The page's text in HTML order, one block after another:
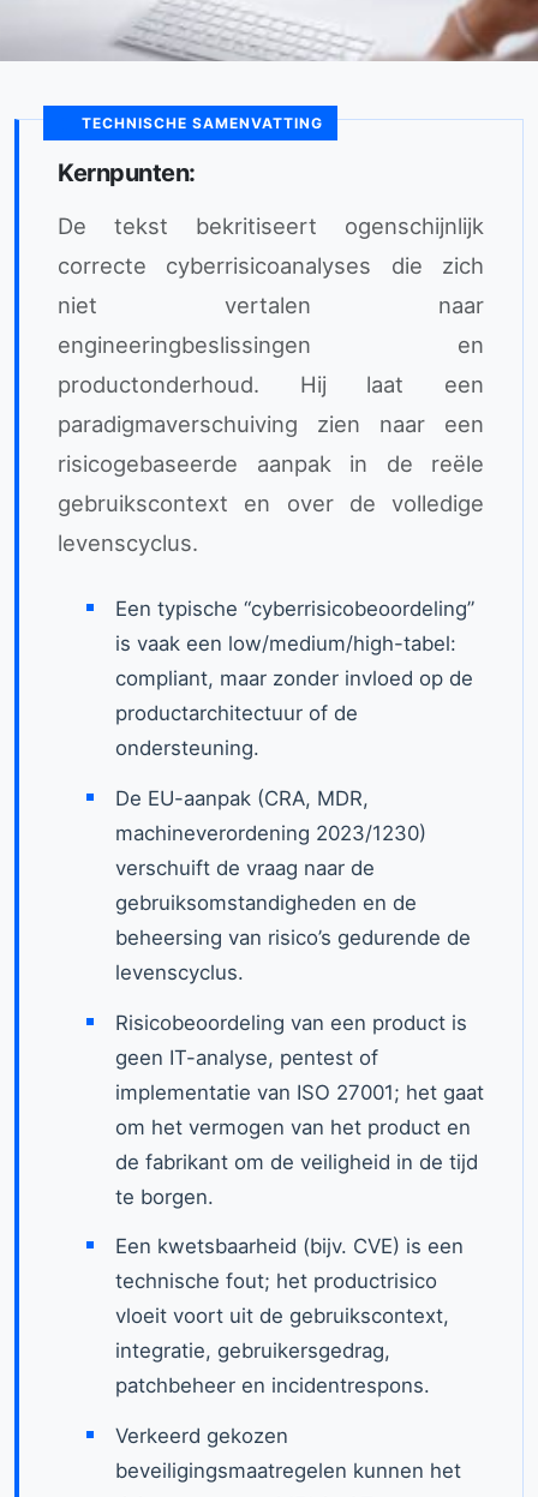
TECHNISCHE SAMENVATTING
Kernpunten:
De tekst bekritiseert ogenschijnlijk
correcte cyberrisicoanalyses die zich
niet vertalen naar
engineeringbeslissingen en
productonderhoud. Hij laat een
paradigmaverschuiving zien naar een
risicogebaseerde aanpak in de reële
gebruikscontext en over de volledige
levenscyclus.
Een typische “cyberrisicobeoordeling”
is vaak een low/medium/high-tabel:
compliant, maar zonder invloed op de
productarchitectuur of de
ondersteuning.
De EU-aanpak (CRA, MDR,
machineverordening 2023/1230)
verschuift de vraag naar de
gebruiksomstandigheden en de
beheersing van risico’s gedurende de
levenscyclus.
Risicobeoordeling van een product is
geen IT-analyse, pentest of
implementatie van ISO 27001; het gaat
om het vermogen van het product en
de fabrikant om de veiligheid in de tijd
te borgen.
Een kwetsbaarheid (bijv. CVE) is een
technische fout; het productrisico
vloeit voort uit de gebruikscontext,
integratie, gebruikersgedrag,
patchbeheer en incidentrespons.
Verkeerd gekozen
beveiligingsmaatregelen kunnen het